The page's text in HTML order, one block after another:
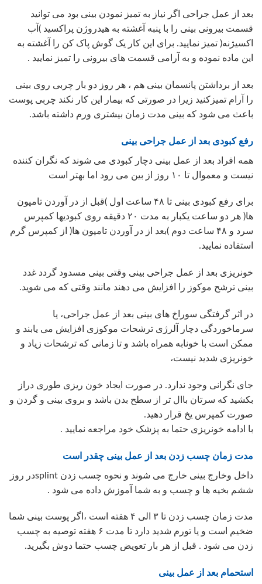
بعد از عمل جراحی اگر نیاز به تمیز نمودن بینی بود می توانید
قسمت بیرونی بینی را با پنبه آغشته به هیدروژن پراکسید )آب
اکسیژنه( تمیز نمایید. برای این کار یک گوش پاک کن را آغشته به
این ماده نموده و به آرامی قسمت های بیرونی را تمیز نمایید .
بعد از برداشتن پانسمان بینی هم ، هر روز دو بار چربی روی بینی
را آرام تمیزکنید زیرا در صورتی که بیمار این کار نکند چربی پوست
باعث می شود که بینی مدت زمان بیشتری ورم داشته باشد.
رفع کبودی بعد از عمل جراحی بینی
همه افراد بعد از عمل بینی دچار کبودی می شوند که نگران کننده
نیست و معموال تا ۱۰ روز از بین می رود اما بهتر است
برای رفع کبودی بینی تا ۴۸ ساعت اول )قبل از در آوردن تامپون
ها( هر دو ساعت یکبار به مدت ۲۰ دقیقه روی کبودیها کمپرس
سرد و ۴۸ ساعت دوم )بعد از در آوردن تامپون ها( از کمپرس گرم
استفاده نمایید.
خونریزی بعد از عمل جراحی بینی وقتی بینی مسدود گردد غدد
بینی ترشح موکوز را افزایش می دهند مانند وقتی که می شوید.
در اثر گرفتگی سوراخ های بینی بعد از عمل جراحی، یا
سرماخوردگی دچار آلرژی ترشحات موکوزی افزایش می یابند و
ممکن است با خونابه همراه باشد و تا زمانی که ترشحات زیاد و
خونریزی شدید نیست،
جای نگرانی وجود ندارد. در صورت ایجاد خون ریزی طوری دراز
بکشید که سرتان باال تر از سطح بدن باشد و بروی بینی و گردن و
صورت کمپرس یخ قرار دهید.
با ادامه خونریزی حتما به پزشک خود مراجعه نمایید .
مدت زمان چسب زدن بعد از عمل بینی چقدر است
داخل وخارج بینی خارج می شوند و نحوه چسب زدن splintدر روز
ششم بخیه ها و چسب و به شما آموزش داده می شود .
مدت زمان چسب زدن تا ۳ الی ۴ هفته است ،اگر پوست بینی شما
ضخیم است و یا تورم شدید دارد تا مدت ۶ هفته توصیه به چسب
زدن می شود . قبل از هر بار تعویض چسب حتما دوش بگیرید.
استحمام بعد از عمل بینی